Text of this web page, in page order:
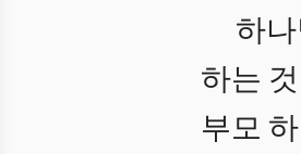
하
하는
부모